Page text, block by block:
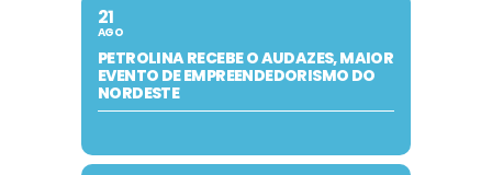
21
AGO
PETROLINA RECEBE O AUDAZES, MAIOR
EVENTO DE EMPREENDEDORISMO DO
NORDESTE